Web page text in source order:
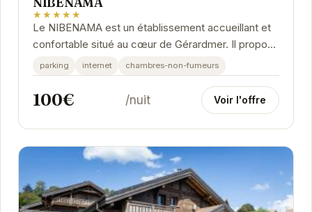
★★★★★
Le NIBENAMA est un établissement accueillant et
confortable situé au cœur de Gérardmer. Il propose
des chambres bien équipées et un service...
parking internet chambres-non-fumeurs
100€ /nuit Voir l'offre